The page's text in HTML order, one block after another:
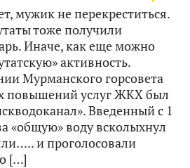
мужик не перекреститься.
тоже получили
Иначе, как еще можно
активность.
Мурманского горсовета
повышений услуг ЖКХ был
Введенный с 1
«общую» воду всколыхнул
и проголосовали
[…]